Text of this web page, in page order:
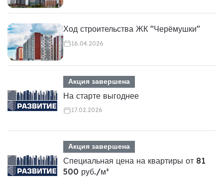
Ход строительства ЖК "Черёмушки"
16.04.2026
Акция завершена
На старте выгоднее
17.02.2026
Акция завершена
Специальная цена на квартиры от 81
500 руб./м²